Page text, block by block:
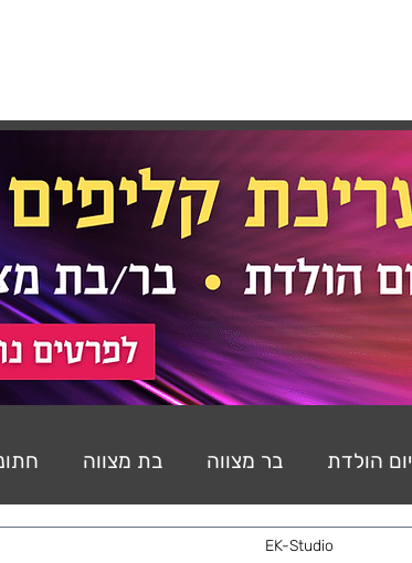
יום הולדת בר מצווה בת מצווה
EK-Studio